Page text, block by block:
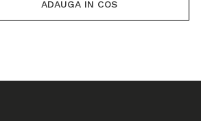
ADAUGA IN COS